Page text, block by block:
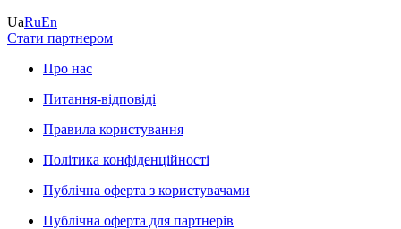
UaRuEn
Стати партнером
Про нас
Питання-відповіді
Правила користування
Політика конфіденційності
Публічна оферта з користувачами
Публічна оферта для партнерів